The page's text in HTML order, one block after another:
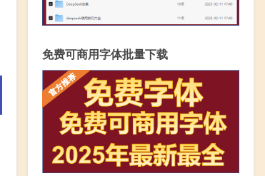
免费可商用字体批量下载